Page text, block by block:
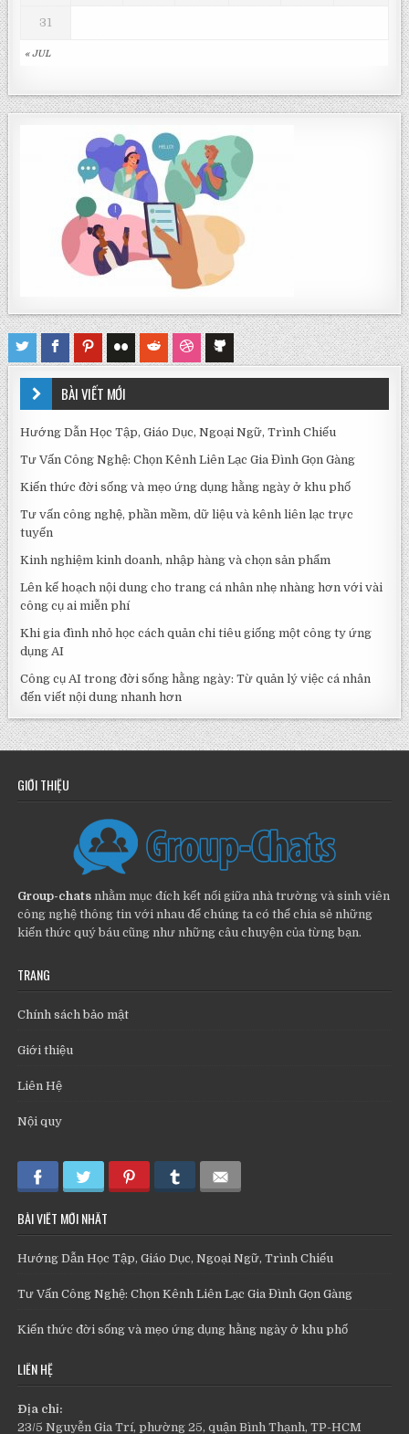
« JUL
31
BÀI VIẾT MỚI
Hướng Dẫn Học Tập, Giáo Dục, Ngoại Ngữ, Trình Chiếu
Tư Vấn Công Nghệ: Chọn Kênh Liên Lạc Gia Đình Gọn Gàng
Kiến thức đời sống và mẹo ứng dụng hằng ngày ở khu phố
Tư vấn công nghệ, phần mềm, dữ liệu và kênh liên lạc trực
tuyến
Kinh nghiệm kinh doanh, nhập hàng và chọn sản phẩm
Lên kế hoạch nội dung cho trang cá nhân nhẹ nhàng hơn với vài
công cụ ai miễn phí
Khi gia đình nhỏ học cách quản chi tiêu giống một công ty ứng
dụng AI
Công cụ AI trong đời sống hằng ngày: Từ quản lý việc cá nhân
đến viết nội dung nhanh hơn
GIỚI THIỆU
Group-chats nhằm mục đích kết nối giữa nhà trường và sinh viên
công nghệ thông tin với nhau để chúng ta có thể chia sẻ những
kiến thức quý báu cũng như những câu chuyện của từng bạn.
TRANG
Chính sách bảo mật
Giới thiệu
Liên Hệ
Nội quy
BÀI VIẾT MỚI NHẤT
Hướng Dẫn Học Tập, Giáo Dục, Ngoại Ngữ, Trình Chiếu
Tư Vấn Công Nghệ: Chọn Kênh Liên Lạc Gia Đình Gọn Gàng
Kiến thức đời sống và mẹo ứng dụng hằng ngày ở khu phố
LIÊN HỆ
Địa chỉ:
23/5 Nguyễn Gia Trí, phường 25, quận Bình Thạnh, TP-HCM